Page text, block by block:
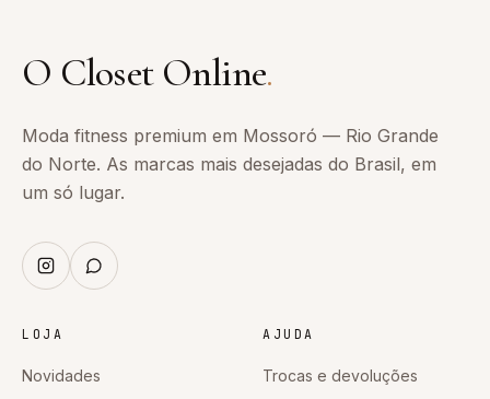
O Closet Online.
Moda fitness premium em Mossoró — Rio Grande
do Norte. As marcas mais desejadas do Brasil, em
um só lugar.
LOJA
Novidades
AJUDA
Trocas e devoluções